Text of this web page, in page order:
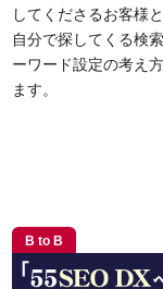
してくださるお客様
自分で探してくる検
ーワード設定の考え
ます。
B to B